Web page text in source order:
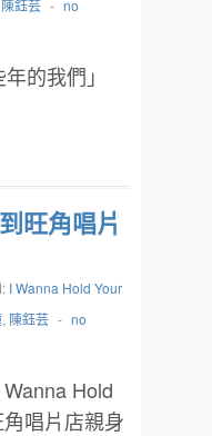
陳鈺芸 - no
的我們」
旺角唱片
I Wanna Hold Your
, 陳鈺芸 - no
Hold
唱片店親身